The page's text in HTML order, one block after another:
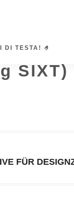
DI TESTA! 🤌
SIXT)
FÜR